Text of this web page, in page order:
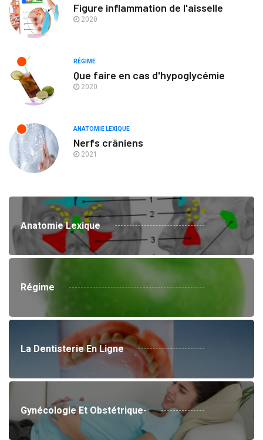
Figure inflammation de l'aisselle
2020
RÉGIME
Que faire en cas d'hypoglycémie
2020
ANATOMIE LEXIQUE
Nerfs crâniens
2021
Anatomie Lexique
Régime
La Dentisterie En Ligne
Gynécologie Et Obstétrique-